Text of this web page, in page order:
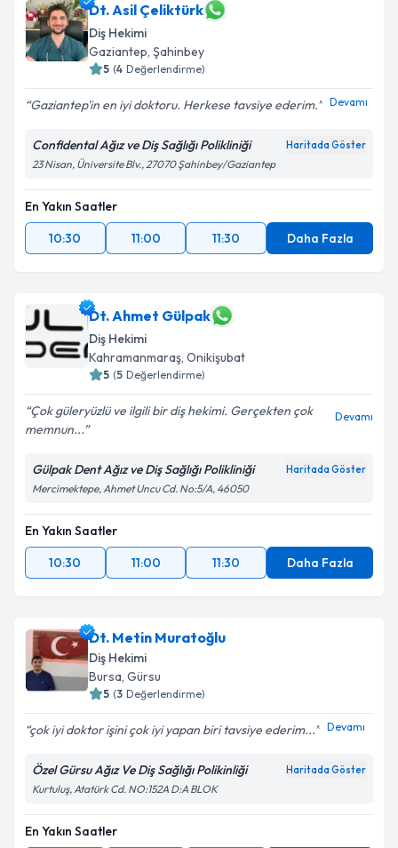
Dt. Asil Çeliktürk
Diş Hekimi
Gaziantep, Şahinbey
5 (4 Değerlendirme)
Gaziantep'in en iyi doktoru. Herkese tavsiye ederim. Devamı
Confidental Ağız ve Diş Sağlığı Polikliniği Haritada Göster
23 Nisan, Üniversite Blv., 27070 Şahinbey/Gaziantep
En Yakın Saatler
10:30
11:00 11:30 Daha Fazla
Dt. Ahmet Gülpak
Diş Hekimi
Kahramanmaraş, Onikişubat
5 (5 Değerlendirme)
Çok güleryüzlü ve ilgili bir diş hekimi. Gerçekten çok
memnun...
Devamı
Gülpak Dent Ağız ve Diş Sağlığı Polikliniği Haritada Göster
Mercimektepe, Ahmet Uncu Cd. No:5/A, 46050
En Yakın Saatler
10:30
11:00 11:30 Daha Fazla
Dt. Metin Muratoğlu
Diş Hekimi
Bursa, Gürsu
5 (3 Değerlendirme)
çok iyi doktor işini çok iyi yapan biri tavsiye ederim... Devamı
Özel Gürsu Ağız Ve Diş Sağlığı Polikinliği Haritada Göster
Kurtuluş, Atatürk Cd. NO:152A D:A BLOK
En Yakın Saatler